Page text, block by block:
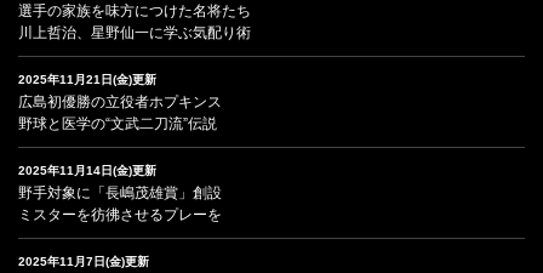
選手の家族を味方につけた名将たち
川上哲治、星野仙一に学ぶ気配り術
2025年11月21日(金)更新
広島初優勝の立役者ホプキンス
野球と医学の“文武二刀流”伝説
2025年11月14日(金)更新
野手対象に「長嶋茂雄賞」創設
ミスターを彷彿させるプレーを
2025年11月7日(金)更新